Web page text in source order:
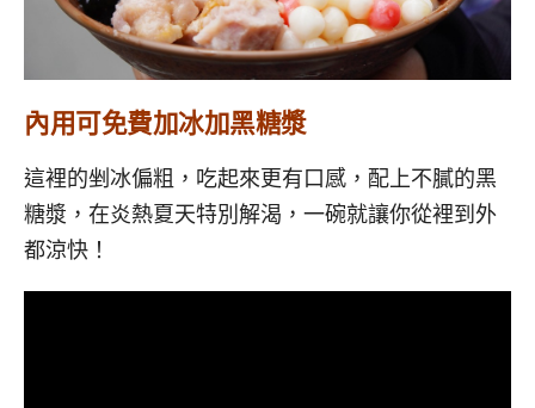
內用可免費加冰加黑糖漿
這裡的剉冰偏粗，吃起來更有口感，配上不膩的黑
糖漿，在炎熱夏天特別解渴，一碗就讓你從裡到外
都涼快！